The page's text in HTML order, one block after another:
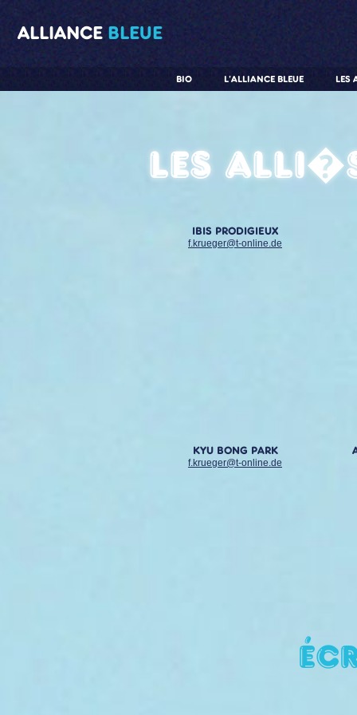
ALLIANCE BLEUE
LES
L'ALLIANCE BLEUE
BIO
Les
IBIS PRODIGIEUX
f.krueger@t-online.de
KYU BONG PARK
f.krueger@t-online.de